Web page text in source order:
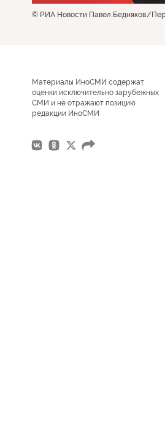
© РИА Новости Павел Бедняков
Материалы ИноСМИ содержат
оценки исключительно зарубежных
СМИ и не отражают позицию
редакции ИноСМИ